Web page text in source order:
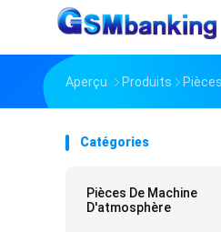
Aperçu Produits
Catégories
Pièces De Machine
D'atmosphère